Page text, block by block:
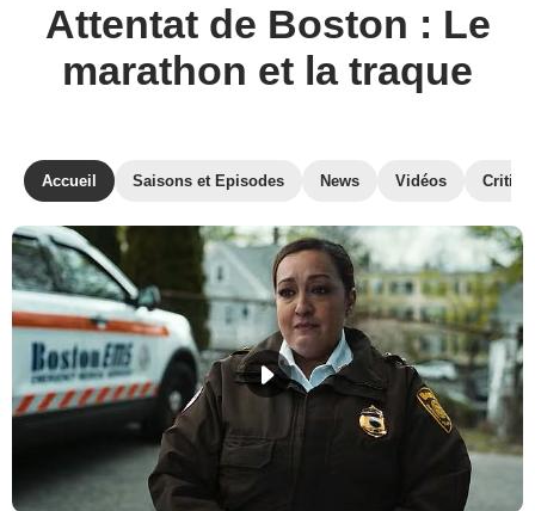
Attentat de Boston : Le
marathon et la traque
Accueil Saisons et Episodes News Vidéos